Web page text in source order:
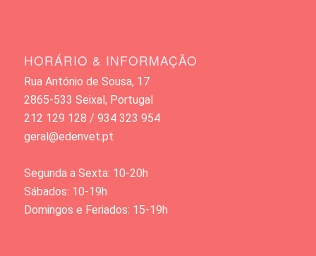
HORÁRIO & INFORMAÇÃO
Rua António de Sousa, 17
2865-533 Seixal, Portugal
212 129 128 / 934 323 954
geral@edenvet.pt
Segunda a Sexta: 10-20h
Sábados: 10-19h
Domingos e Feriados: 15-19h